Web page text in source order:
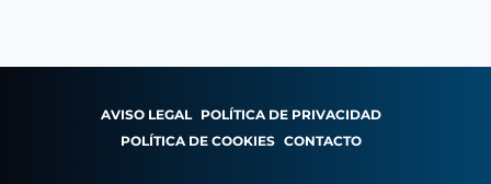
AVISO LEGAL POLÍTICA DE PRIVACIDAD
POLÍTICA DE COOKIES CONTACTO